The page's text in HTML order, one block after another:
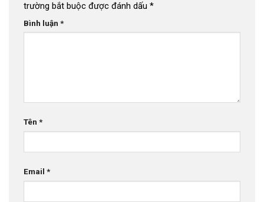
trường bắt buộc được đánh dấu *
Bình luận *
Tên *
Email *